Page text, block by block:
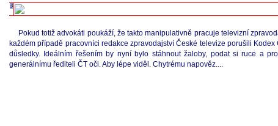
Pokud totiž advokáti poukáží, že takto manipulativně pracuje televizní
každém případě pracovníci redakce zpravodajství České televize porušili
důsledky. Ideálním řešením by nyní bylo stáhnout žaloby, podat si ruce a
generálnímu řediteli ČT oči. Aby lépe viděl. Chytrému napověz....